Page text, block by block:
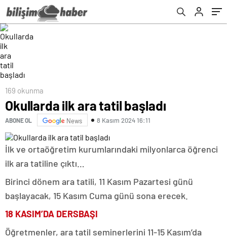
169 okunma
Okullarda ilk ara tatil başladı
ABONE OL News 8 Kasım 2024 16:11
İlk ve ortaöğretim kurumlarındaki milyonlarca öğrenci
ilk ara tatiline çıktı…
Birinci dönem ara tatili, 11 Kasım Pazartesi günü
başlayacak, 15 Kasım Cuma günü sona erecek.
18 KASIM’DA DERSBAŞI
Öğretmenler, ara tatil seminerlerini 11-15 Kasım’da